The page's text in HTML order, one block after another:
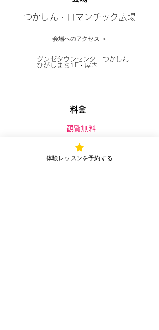
つかしん・ロマンチック広場
会場へのアクセス ＞
グンゼタウンセンターつかしん
ひがしまち1F・屋内
料金
観覧無料
オープンスペースにつき、ご自由に
お聴きいただけます
体験レッスンを予約する